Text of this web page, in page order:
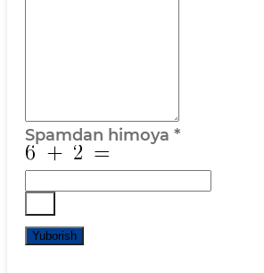
Spamdan himoya *
Yuborish